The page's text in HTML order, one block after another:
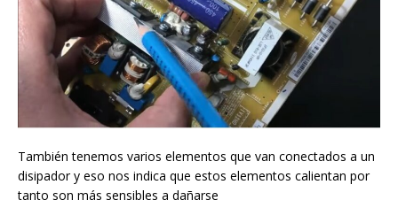
También tenemos varios elementos que van conectados a un
disipador y eso nos indica que estos elementos calientan por
tanto son más sensibles a dañarse